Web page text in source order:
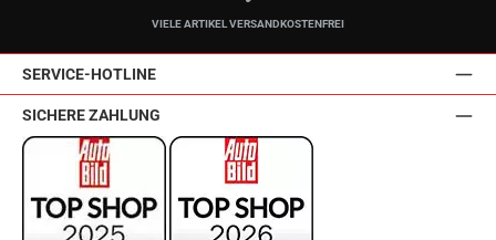
VIELE ARTIKEL VERSANDKOSTENFREI
SERVICE-HOTLINE
SICHERE ZAHLUNG